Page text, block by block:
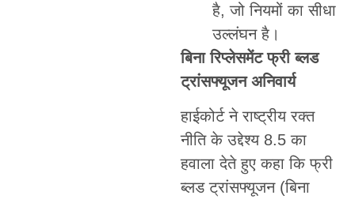
है, जो नियमों का सीधा
उल्लंघन है।
बिना रिप्लेसमेंट फ्री ब्लड
ट्रांसफ्यूजन अनिवार्य
हाईकोर्ट ने राष्ट्रीय रक्त
नीति के उद्देश्य 8.5 का
हवाला देते हुए कहा कि फ्री
ब्लड ट्रांसफ्यूजन (बिना